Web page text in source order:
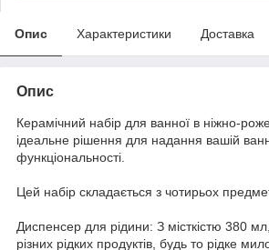
Опис Характеристики Доставка
Опис
Керамічний набір для ванної в ніжно-
ідеальне рішення для надання вашій
функціональності.
Цей набір складається з чотирьох
Диспенсер для рідини: З місткістю 380
різних рідких продуктів, будь то рідке